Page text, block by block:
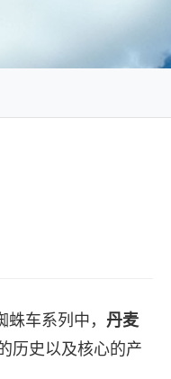
车系列中， 丹麦
历史以及核心的产